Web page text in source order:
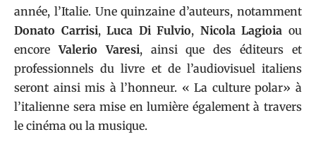
année, l’Italie. Une quinzaine d’auteurs, notamment
Donato Carrisi,Luca Di Fulvio, Nicola Lagioia ou
encoreValerio Varesi, ainsi que des éditeurs et
professionnels du livre et de l’audiovisuel italiens
seront ainsi mis à l’honneur. « La culture polar» à
l’italienne sera mise en lumière également à travers
le cinéma ou la musique.